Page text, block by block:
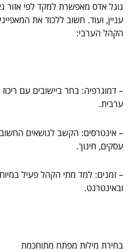
גוגל אדס מאפשרת למקד לפי אזור
עניין, ועוד. חשוב ללכוד את
הקהל הערבי:
– דמוגרפיה: בחר ביישובים עם
ערבית.
– אינטרסים: הקשב לנושאים
עסקים, חינוך.
– זמנים: למד מתי הקהל פעיל
ובאינטרנט.
בחירת מילות מפתח מתוחכמת